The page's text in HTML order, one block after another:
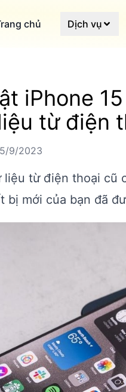
chủ Dịch vụ
iPhone
từ điện
9/2023
từ điện thoại cũ
bị mới của bạn đã